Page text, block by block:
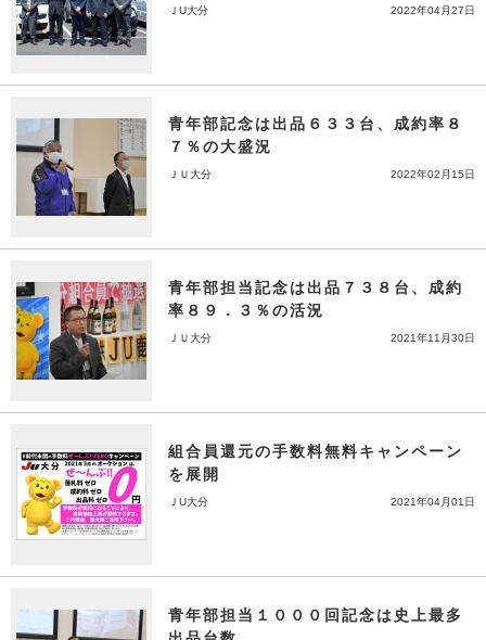
ＪU大分 2022年04月27日
青年部記念は出品６３３台、成約率８
７％の大盛況
ＪＵ大分 2022年02月15日
青年部担当記念は出品７３８台、成約
率８９．３％の活況
ＪＵ大分 2021年11月30日
組合員還元の手数料無料キャンペーン
を展開
ＪU大分 2021年04月01日
青年部担当１０００回記念は史上最多